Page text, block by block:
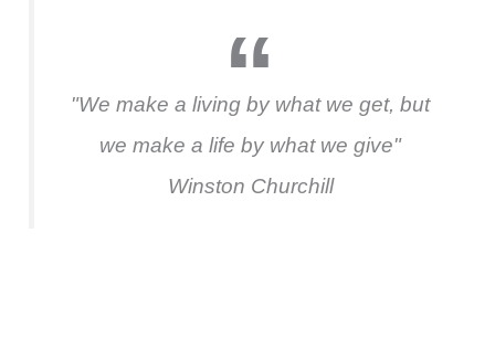
"We make a living by what we get, but
we make a life by what we give"
Winston Churchill